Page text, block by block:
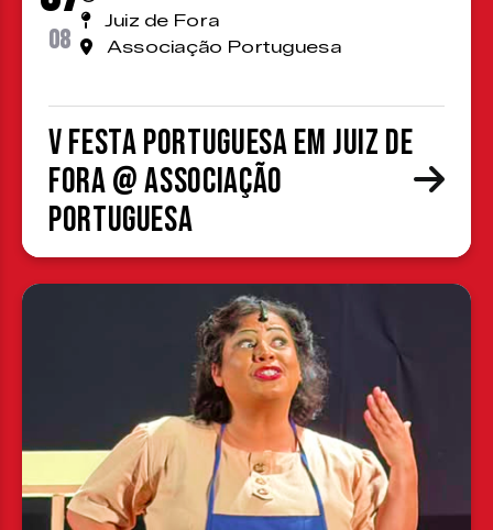
08
Juiz de Fora
Associação Portuguesa
V Festa Portuguesa em Juiz de
Fora @ Associação
Portuguesa